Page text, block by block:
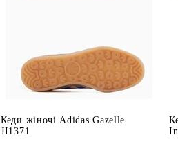
Кеди жіночі Adidas Gazelle
JI1371